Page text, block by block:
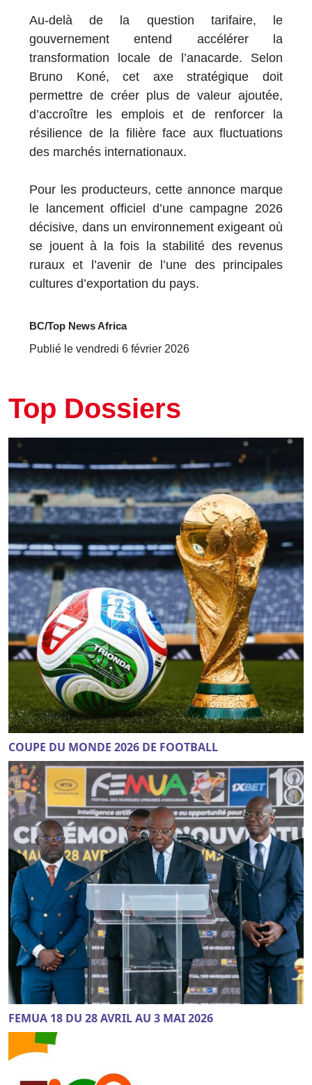
Au-delà de la question tarifaire, le
gouvernement entend accélérer la
transformation locale de l’anacarde. Selon
Bruno Koné, cet axe stratégique doit
permettre de créer plus de valeur ajoutée,
d’accroître les emplois et de renforcer la
résilience de la filière face aux fluctuations
des marchés internationaux.
Pour les producteurs, cette annonce marque
le lancement officiel d’une campagne 2026
décisive, dans un environnement exigeant où
se jouent à la fois la stabilité des revenus
ruraux et l’avenir de l’une des principales
cultures d’exportation du pays.
BC/Top News Africa
Publié le vendredi 6 février 2026
Top Dossiers
COUPE DU MONDE 2026 DE FOOTBALL
FEMUA 18 DU 28 AVRIL AU 3 MAI 2026